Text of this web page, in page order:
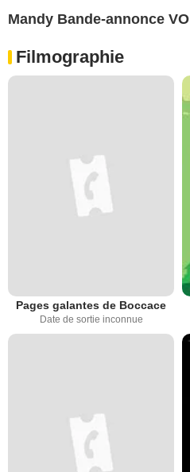
Mandy Bande-annonce VO
Filmographie
Pages galantes de Boccace
Date de sortie inconnue